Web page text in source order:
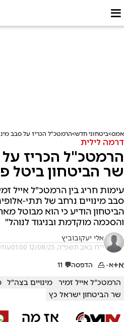
אמס ביטחוני חדש הרמטכ"ל הכריז על סבב
דרמה לילית
הרמטכ"ל הכריז על
שר הביטחון ביטל
עימות חריג בין הרמטכ"ל אייל
סבב מינויים נרחב של תתי-
הביטחון הודיע כי הוא מבוטל
והסכמה מוקדמת ובניגוד לנוהל"
אלי יעקובוביץ
י"ח באב תשפ"ה, 12/08/25 01:00 עודכן:
א+א- הדפסה💬
11
הרמטכ"ל אייל זמיר מינויים בצה"ל
שר הביטחון ישראל כץ